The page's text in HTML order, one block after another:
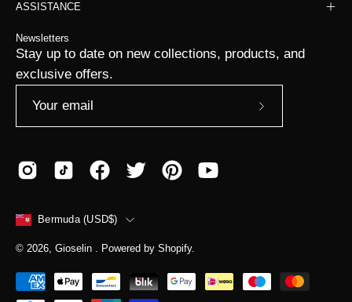
ASSISTANCE
Newsletters
Stay up to date on new collections, products, and
exclusive offers.
Subscribe
COUNTRY
Bermuda (USD$)
© 2026, Gioselin . Powered by Shopify.